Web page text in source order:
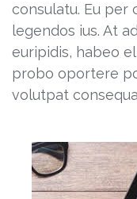
consulatu. Eu per
legendos ius. At
euripidis, habeo
probo oportere
volutpat